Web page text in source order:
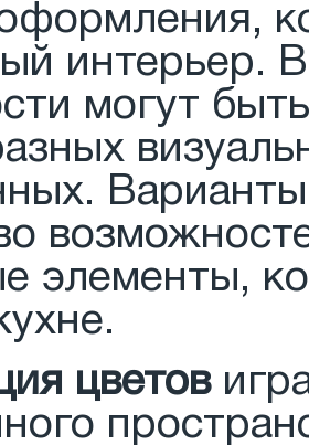
интерьер.
могут
элементы,
цветов